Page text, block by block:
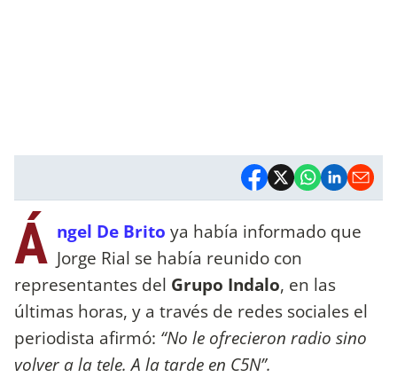
Á ngel De Brito ya había informado que
Jorge Rial se había reunido con
representantes del Grupo Indalo, en las
últimas horas, y a través de redes sociales el
periodista afirmó: “No le ofrecieron radio sino
volver a la tele. A la tarde en C5N”.